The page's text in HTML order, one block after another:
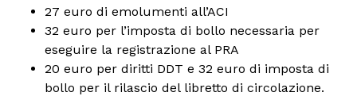
27 euro di emolumenti all’ACI
32 euro per l’imposta di bollo necessaria per
eseguire la registrazione al PRA
20 euro per diritti DDT e 32 euro di imposta di
bollo per il rilascio del libretto di circolazione.